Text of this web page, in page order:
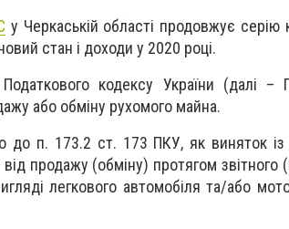
у Черкаській області продовжує серію
стан і доходи у 2020 році.
кодексу України (далі
або обміну рухомого майна.
до п. 173.2 ст. 173 ПКУ, як виняток
продажу (обміну) протягом звітного
легкового автомобіля та/або